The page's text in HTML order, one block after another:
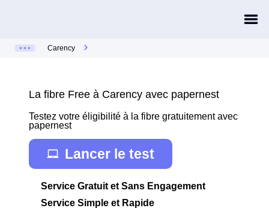
Carency
La fibre Free à Carency avec papernest
Testez votre éligibilité à la fibre gratuitement avec
papernest
Lancer le test
Service Gratuit et Sans Engagement
Service Simple et Rapide